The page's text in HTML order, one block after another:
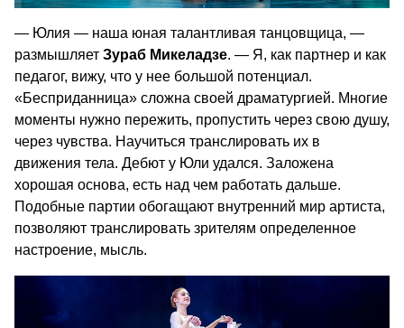
— Юлия — наша юная талантливая танцовщица, —
размышляет Зураб Микеладзе. — Я, как партнер и как
педагог, вижу, что у нее большой потенциал.
«Бесприданница» сложна своей драматургией. Многие
моменты нужно пережить, пропустить через свою душу,
через чувства. Научиться транслировать их в
движения тела. Дебют у Юли удался. Заложена
хорошая основа, есть над чем работать дальше.
Подобные партии обогащают внутренний мир артиста,
позволяют транслировать зрителям определенное
настроение, мысль.